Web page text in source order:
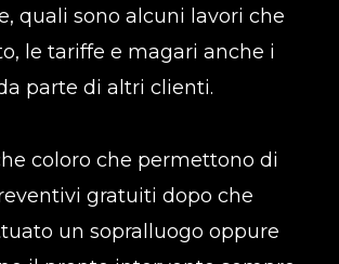
quali sono alcuni lavori che
le tariffe e magari anche i
parte di altri clienti.
coloro che permettono di
gratuiti dopo che
un sopralluogo oppure